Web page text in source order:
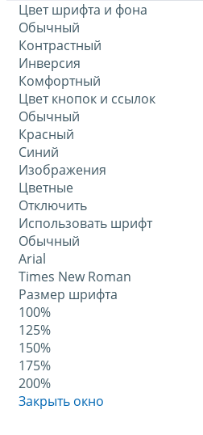
Цвет шрифта и фона
Обычный
Контрастный
Инверсия
Комфортный
Цвет кнопок и ссылок
Обычный
Красный
Синий
Изображения
Цветные
Отключить
Использовать шрифт
Обычный
Arial
Times New Roman
Размер шрифта
100%
125%
150%
175%
200%
Закрыть окно